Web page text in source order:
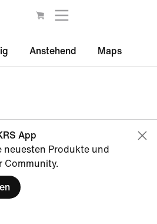
Anstehend Maps
App
Produkte und
Community.